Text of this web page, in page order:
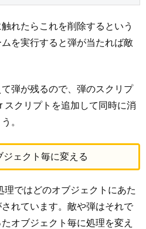
れたらこれを削除するという
を実行すると弾が当たれば敵
弾が残るので、弾のスクリプ
スクリプトを追加して同時に消
。
ェクト毎に変える
理ではどのオブジェクトにあた
れています。敵や弾はそれで
オブジェクト毎に処理を変え